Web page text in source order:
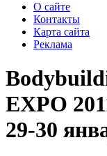
О сайте
Контакты
Карта сайта
Реклама
EXPO
29-30